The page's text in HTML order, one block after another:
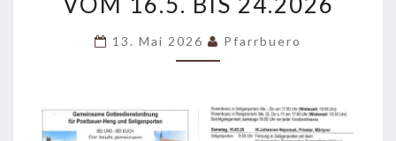
16.5.
24.2026
13. Mai 2026 Pfarrbuero